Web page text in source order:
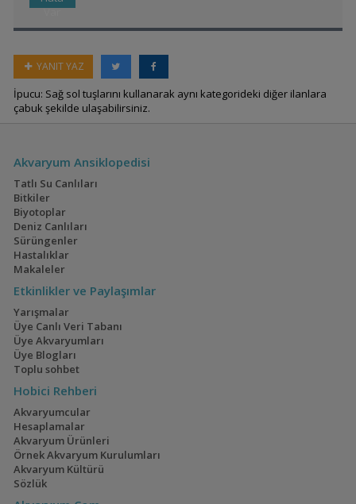
Var
YANIT YAZ
İpucu: Sağ sol tuşlarını kullanarak aynı kategorideki diğer ilanlara
çabuk şekilde ulaşabilirsiniz.
Akvaryum Ansiklopedisi
Tatlı Su Canlıları
Bitkiler
Biyotoplar
Deniz Canlıları
Sürüngenler
Hastalıklar
Makaleler
Etkinlikler ve Paylaşımlar
Yarışmalar
Üye Canlı Veri Tabanı
Üye Akvaryumları
Üye Blogları
Toplu sohbet
Hobici Rehberi
Akvaryumcular
Hesaplamalar
Akvaryum Ürünleri
Örnek Akvaryum Kurulumları
Akvaryum Kültürü
Sözlük